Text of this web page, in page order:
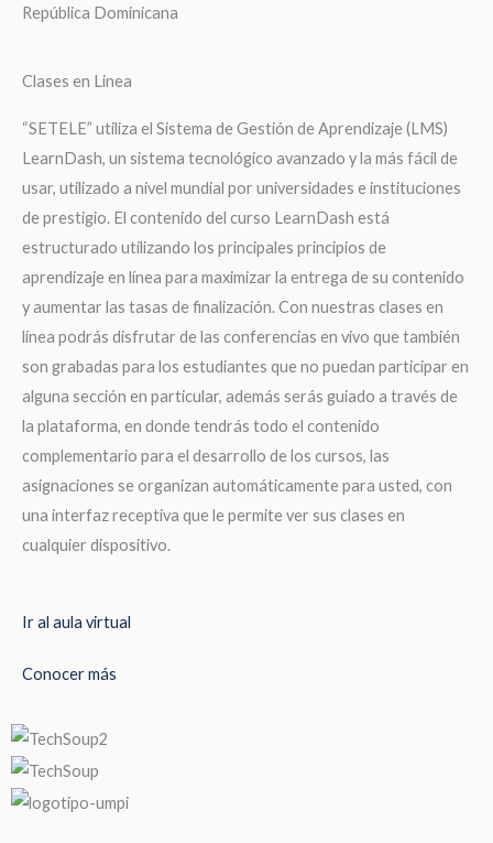
República Dominicana
Clases en Linea
“SETELE” utiliza el Sistema de Gestión de Aprendizaje (LMS)
LearnDash, un sistema tecnológico avanzado y la más fácil de
usar, utilizado a nivel mundial por universidades e instituciones
de prestigio. El contenido del curso LearnDash está
estructurado utilizando los principales principios de
aprendizaje en línea para maximizar la entrega de su contenido
y aumentar las tasas de finalización. Con nuestras clases en
línea podrás disfrutar de las conferencias en vivo que también
son grabadas para los estudiantes que no puedan participar en
alguna sección en particular, además serás guiado a través de
la plataforma, en donde tendrás todo el contenido
complementario para el desarrollo de los cursos, las
asignaciones se organizan automáticamente para usted, con
una interfaz receptiva que le permite ver sus clases en
cualquier dispositivo.
Ir al aula virtual
Conocer más